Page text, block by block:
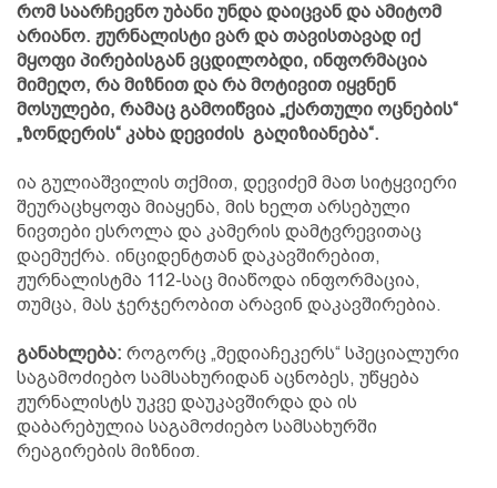
რომ საარჩევნო უბანი უნდა დაიცვან და ამიტომ
არიანო. ჟურნალისტი ვარ და თავისთავად იქ
მყოფი პირებისგან ვცდილობდი, ინფორმაცია
მიმეღო, რა მიზნით და რა მოტივით იყვნენ
მოსულები, რამაც გამოიწვია „ქართული ოცნების“
„ზონდერის“ კახა დევიძის გაღიზიანება“.
ია გულიაშვილის თქმით, დევიძემ მათ სიტყვიერი
შეურაცხყოფა მიაყენა, მის ხელთ არსებული
ნივთები ესროლა და კამერის დამტვრევითაც
დაემუქრა. ინციდენტთან დაკავშირებით,
ჟურნალისტმა 112-საც მიაწოდა ინფორმაცია,
თუმცა, მას ჯერჯერობით არავინ დაკავშირებია.
განახლება: როგორც „მედიაჩეკერს“ სპეციალური
საგამოძიებო სამსახურიდან აცნობეს, უწყება
ჟურნალისტს უკვე დაუკავშირდა და ის
დაბარებულია საგამოძიებო სამსახურში
რეაგირების მიზნით.